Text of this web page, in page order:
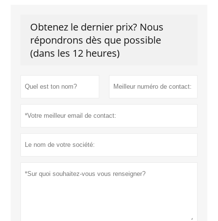
Obtenez le dernier prix? Nous
répondrons dès que possible
(dans les 12 heures)